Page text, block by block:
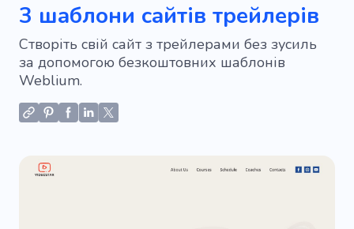
3 шаблони сайтів трейлерів
Створіть свій сайт з трейлерами без зусиль
за допомогою безкоштовних шаблонів
Weblium.